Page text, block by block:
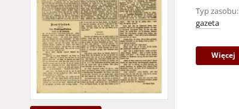
Typ zasobu:
gazeta
Więcej